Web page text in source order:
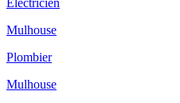
Électricien
Mulhouse
Plombier
Mulhouse